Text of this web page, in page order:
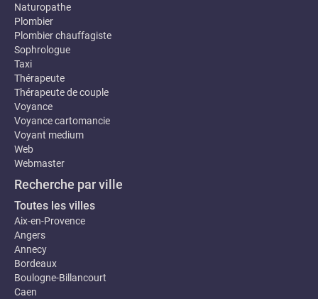
Naturopathe
Plombier
Plombier chauffagiste
Sophrologue
Taxi
Thérapeute
Thérapeute de couple
Voyance
Voyance cartomancie
Voyant medium
Web
Webmaster
Recherche par ville
Toutes les villes
Aix-en-Provence
Angers
Annecy
Bordeaux
Boulogne-Billancourt
Caen